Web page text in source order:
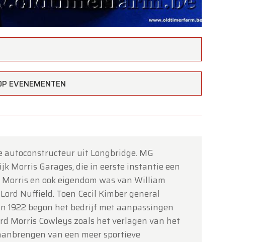
EVENEMENTEN
autoconstructeur uit Longbridge. MG
Morris Garages, die in eerste instantie een
en ook eigendom was van William
Nuffield. Toen Cecil Kimber general
1922 begon het bedrijf met aanpassingen
Morris Cowleys zoals het verlagen van het
van een meer sportieve
×